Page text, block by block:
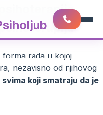
forma rada u kojoj
nezavisno od njihovog
svima koji smatraju da je